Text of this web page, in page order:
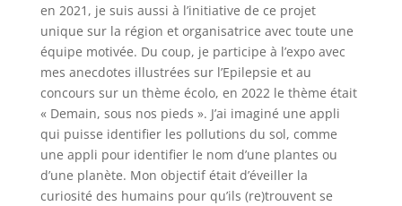
en 2021, je suis aussi à l’initiative de ce projet
unique sur la région et organisatrice avec toute une
équipe motivée. Du coup, je participe à l’expo avec
mes anecdotes illustrées sur l’Epilepsie et au
concours sur un thème écolo, en 2022 le thème était
« Demain, sous nos pieds ». J’ai imaginé une appli
qui puisse identifier les pollutions du sol, comme
une appli pour identifier le nom d’une plantes ou
d’une planète. Mon objectif était d’éveiller la
curiosité des humains pour qu’ils (re)trouvent se